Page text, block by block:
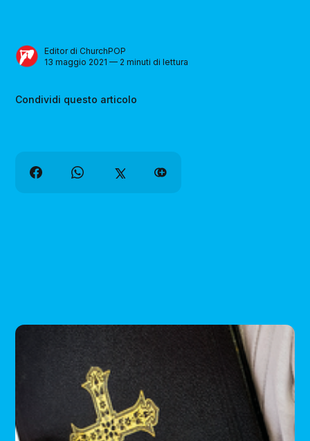
Editor di ChurchPOP
13 maggio 2021 — 2 minuti di lettura
Condividi questo articolo